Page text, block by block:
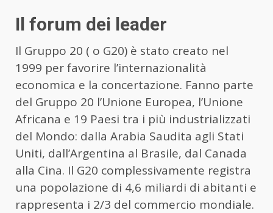
Il forum dei leader
Il Gruppo 20 ( o G20) è stato creato nel
1999 per favorire l’internazionalità
economica e la concertazione. Fanno parte
del Gruppo 20 l’Unione Europea, l’Unione
Africana e 19 Paesi tra i più industrializzati
del Mondo: dalla Arabia Saudita agli Stati
Uniti, dall’Argentina al Brasile, dal Canada
alla Cina. Il G20 complessivamente registra
una popolazione di 4,6 miliardi di abitanti e
rappresenta i 2/3 del commercio mondiale.